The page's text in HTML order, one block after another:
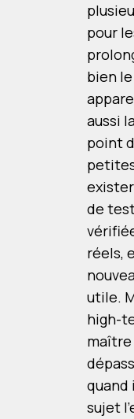
pour
bien
aussi
point
de
réels,
utile.
high-
quand
sujet